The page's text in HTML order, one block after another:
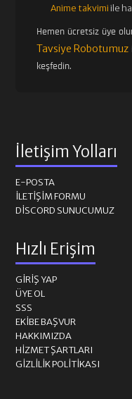
Anime takvimi ile
Hemen ücretsiz üye
Tavsiye Robotumuz
keşfedin.
İletişim Yolları
E-POSTA
İLETIŞIM FORMU
DISCORD SUNUCUMUZ
Hızlı Erişim
GIRIŞ YAP
ÜYE OL
SSS
EKIBE BAŞVUR
HAKKIMIZDA
HIZMET ŞARTLARI
GIZLILIK POLITIKASI